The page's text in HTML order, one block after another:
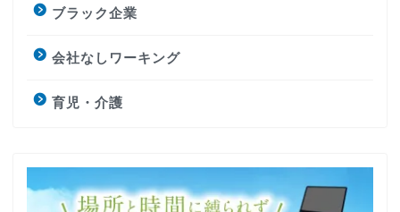
ブラック企業
会社なしワーキング
育児・介護